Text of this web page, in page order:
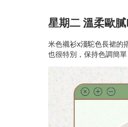
星期二 溫柔歐
米色襯衫x淺駝色長裙
也很特別，保持色調簡